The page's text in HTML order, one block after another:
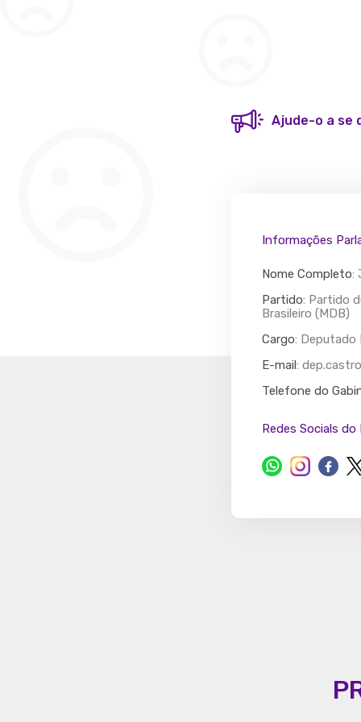
Ajude-o a se
Informações
Nome Completo:
Partido: Partido
Brasileiro (MDB)
Cargo: Deputado
E-mail:
Telefone do
Redes Socials do
Partido